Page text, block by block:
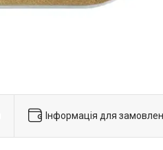
Інформація для